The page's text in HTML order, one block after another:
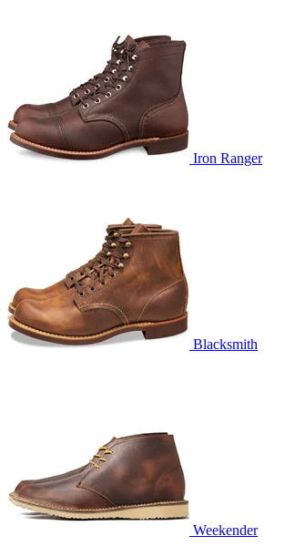
Iron Ranger
Blacksmith
Weekender